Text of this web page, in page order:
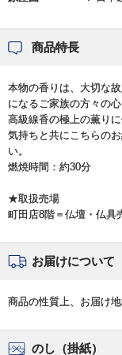
商品特長
本物の香りは、大切な
になるご家族の方々の
高級線香の極上の薫り
気持ちと共にこちらの
い。
燃焼時間：約30分
★取扱売場
町田店8階＝仏壇・仏具
お届けについて
商品の性質上、お届け
のし（掛紙）